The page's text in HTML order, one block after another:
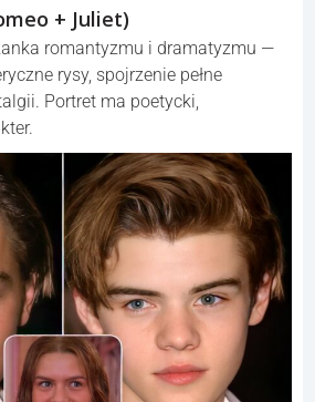
+ Juliet)
romantyzmu i dramatyzmu —
rysy, spojrzenie pełne
Portret ma poetycki,